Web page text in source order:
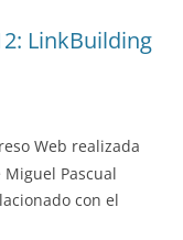
LinkBuilding
Web realizada
Miguel Pascual
con el